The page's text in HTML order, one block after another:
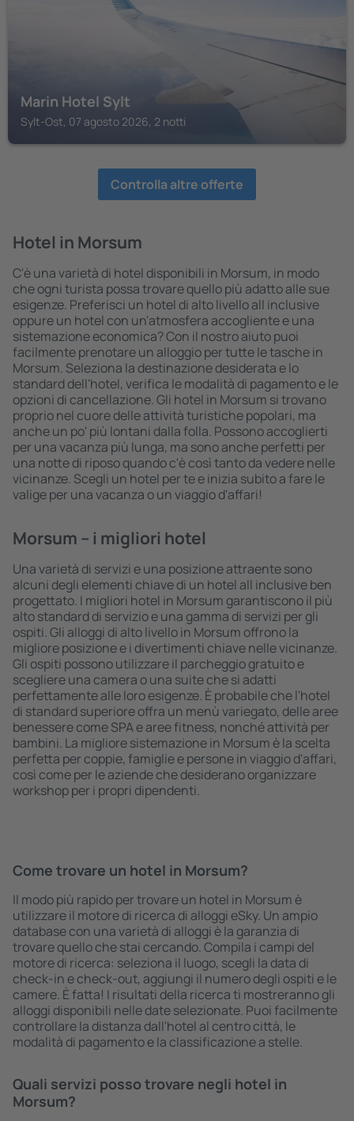
Marin Hotel Sylt
Sylt-Ost, 07 agosto 2026, 2 notti
Controlla altre offerte
Hotel in Morsum
C'è una varietà di hotel disponibili in Morsum, in modo
che ogni turista possa trovare quello più adatto alle sue
esigenze. Preferisci un hotel di alto livello all inclusive
oppure un hotel con un'atmosfera accogliente e una
sistemazione economica? Con il nostro aiuto puoi
facilmente prenotare un alloggio per tutte le tasche in
Morsum. Seleziona la destinazione desiderata e lo
standard dell'hotel, verifica le modalità di pagamento e le
opzioni di cancellazione. Gli hotel in Morsum si trovano
proprio nel cuore delle attività turistiche popolari, ma
anche un po' più lontani dalla folla. Possono accoglierti
per una vacanza più lunga, ma sono anche perfetti per
una notte di riposo quando c'è così tanto da vedere nelle
vicinanze. Scegli un hotel per te e inizia subito a fare le
valige per una vacanza o un viaggio d'affari!
Morsum – i migliori hotel
Una varietà di servizi e una posizione attraente sono
alcuni degli elementi chiave di un hotel all inclusive ben
progettato. I migliori hotel in Morsum garantiscono il più
alto standard di servizio e una gamma di servizi per gli
ospiti. Gli alloggi di alto livello in Morsum offrono la
migliore posizione e i divertimenti chiave nelle vicinanze.
Gli ospiti possono utilizzare il parcheggio gratuito e
scegliere una camera o una suite che si adatti
perfettamente alle loro esigenze. È probabile che l'hotel
di standard superiore offra un menù variegato, delle aree
benessere come SPA e aree fitness, nonché attività per
bambini. La migliore sistemazione in Morsum è la scelta
perfetta per coppie, famiglie e persone in viaggio d'affari,
così come per le aziende che desiderano organizzare
workshop per i propri dipendenti.
Come trovare un hotel in Morsum?
Il modo più rapido per trovare un hotel in Morsum è
utilizzare il motore di ricerca di alloggi eSky. Un ampio
database con una varietà di alloggi è la garanzia di
trovare quello che stai cercando. Compila i campi del
motore di ricerca: seleziona il luogo, scegli la data di
check-in e check-out, aggiungi il numero degli ospiti e le
camere. È fatta! I risultati della ricerca ti mostreranno gli
alloggi disponibili nelle date selezionate. Puoi facilmente
controllare la distanza dall'hotel al centro città, le
modalità di pagamento e la classificazione a stelle.
Quali servizi posso trovare negli hotel in
Morsum?